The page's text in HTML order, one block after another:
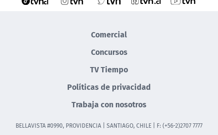
Comercial
Concursos
TV Tiempo
Políticas de privacidad
Trabaja con nosotros
BELLAVISTA #0990, PROVIDENCIA | SANTIAGO, CHILE | F: (+56-2)2707 7777